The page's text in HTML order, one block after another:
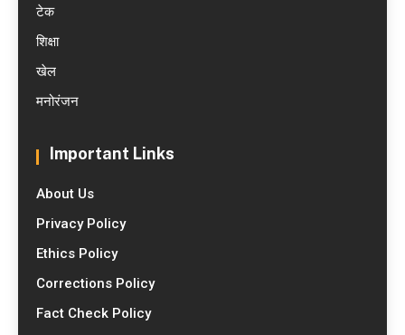
टेक
शिक्षा
खेल
मनोरंजन
Important Links
About Us
Privacy Policy
Ethics Policy
Corrections Policy
Fact Check Policy